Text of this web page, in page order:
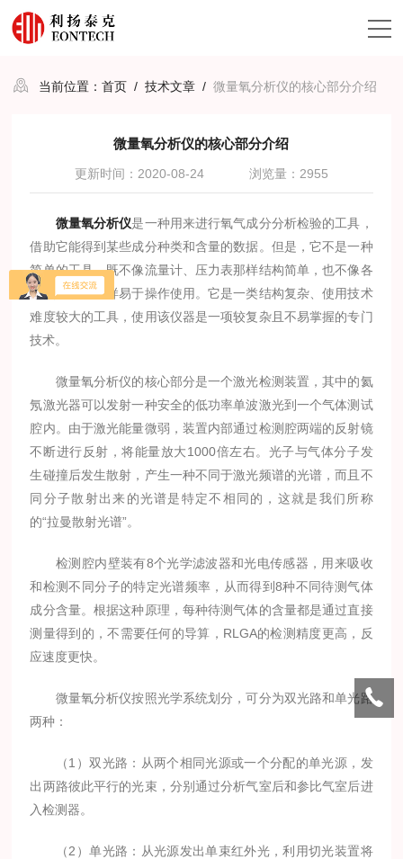
当前位置：首页 /技术文章 /微量氧分析仪的核心部分介绍
微量氧分析仪的核心部分介绍
更新时间：2020-08-24 浏览量：2955
微量氧分析仪是一种用来进行氧气成分分析检验的工具，
借助它能得到某些成分种类和含量的数据。但是，它不是一种
简单的工具，既不像流量计、压力表那样结构简单，也不像各
种热工仪表那样易于操作使用。它是一类结构复杂、使用技术
难度较大的工具，使用该仪器是一项较复杂且不易掌握的专门
技术。
微量氧分析仪的核心部分是一个激光检测装置，其中的氦
氖激光器可以发射一种安全的低功率单波激光到一个气体测试
腔内。由于激光能量微弱，装置内部通过检测腔两端的反射镜
不断进行反射，将能量放大1000倍左右。光子与气体分子发
生碰撞后发生散射，产生一种不同于激光频谱的光谱，而且不
同分子散射出来的光谱是特定不相同的，这就是我们所称
的“拉曼散射光谱”。
检测腔内壁装有8个光学滤波器和光电传感器，用来吸收
和检测不同分子的特定光谱频率，从而得到8种不同待测气体
成分含量。根据这种原理，每种待测气体的含量都是通过直接
测量得到的，不需要任何的导算，RLGA的检测精度更高，反
应速度更快。
微量氧分析仪按照光学系统划分，可分为双光路和单光路
两种：
（1）双光路：从两个相同光源或一个分配的单光源，发
出两路彼此平行的光束，分别通过分析气室后和参比气室后进
入检测器。
（2）单光路：从光源发出单束红外光，利用切光装置将